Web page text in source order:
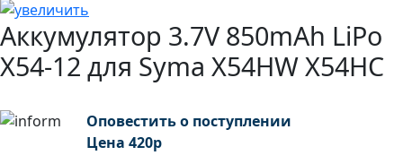
Аккумулятор 3.7V 850mAh LiPo
X54-12 для Syma X54HW X54HC
Оповестить о поступлении
Цена 420р